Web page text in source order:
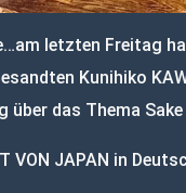
letzten Freitag
Kunihiko
das Thema
VON JAPAN in